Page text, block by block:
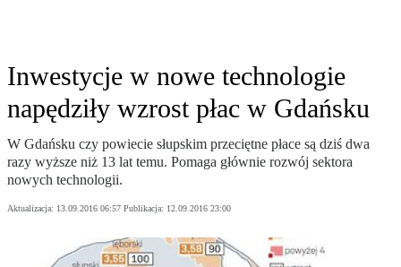
Inwestycje w nowe technologie
napędziły wzrost płac w Gdańsku
W Gdańsku czy powiecie słupskim przeciętne płace są dziś dwa
razy wyższe niż 13 lat temu. Pomaga głównie rozwój sektora
nowych technologii.
Aktualizacja: 13.09.2016 06:57 Publikacja: 12.09.2016 23:00